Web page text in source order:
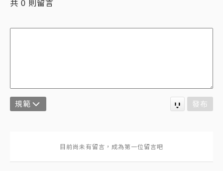
0
規範 發布